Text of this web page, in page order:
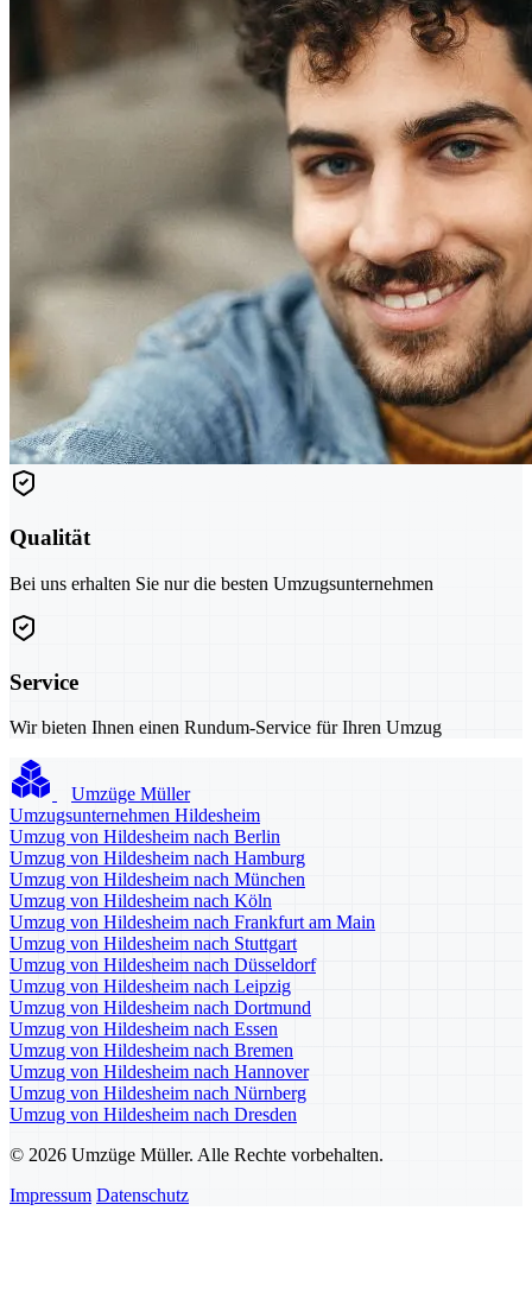
Qualität
Bei uns erhalten Sie nur die besten Umzugsunternehmen
Service
Wir bieten Ihnen einen Rundum-Service für Ihren Umzug
Umzüge Müller
Umzugsunternehmen Hildesheim
Umzug von Hildesheim nach Berlin
Umzug von Hildesheim nach Hamburg
Umzug von Hildesheim nach München
Umzug von Hildesheim nach Köln
Umzug von Hildesheim nach Frankfurt am Main
Umzug von Hildesheim nach Stuttgart
Umzug von Hildesheim nach Düsseldorf
Umzug von Hildesheim nach Leipzig
Umzug von Hildesheim nach Dortmund
Umzug von Hildesheim nach Essen
Umzug von Hildesheim nach Bremen
Umzug von Hildesheim nach Hannover
Umzug von Hildesheim nach Nürnberg
Umzug von Hildesheim nach Dresden
© 2026 Umzüge Müller. Alle Rechte vorbehalten.
Impressum Datenschutz